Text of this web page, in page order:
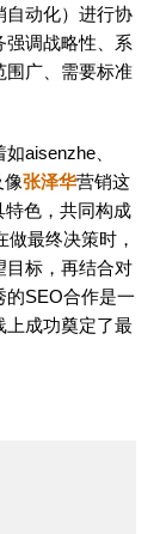
自动化）进行协
强调战略性、系
围广、需要标准
aisenzhe、
像张泽华营销这
特色，共同构成
最终决策时，
目标，再结合对
的SEO合作是一
上成功奠定了最